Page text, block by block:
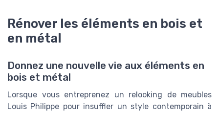
Rénover les éléments en bois et
en métal
Donnez une nouvelle vie aux éléments en
bois et métal
Lorsque vous entreprenez un relooking de meubles
Louis Philippe pour insuffler un style contemporain à